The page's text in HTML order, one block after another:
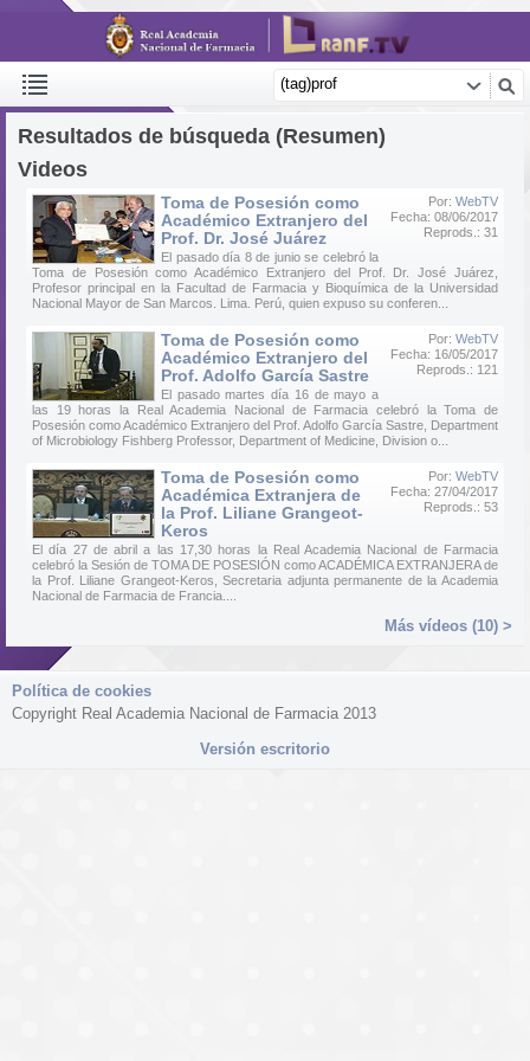
Resultados de búsqueda (Resumen)
Videos
Por: WebTV
Fecha: 08/06/2017
Reprods.: 31
Toma de Posesión como
Académico Extranjero del
Prof. Dr. José Juárez
El pasado día 8 de junio se celebró la
Toma de Posesión como Académico Extranjero del Prof. Dr. José Juárez,
Profesor principal en la Facultad de Farmacia y Bioquímica de la Universidad
Nacional Mayor de San Marcos. Lima. Perú, quien expuso su conferen...
Por: WebTV
Fecha: 16/05/2017
Reprods.: 121
Toma de Posesión como
Académico Extranjero del
Prof. Adolfo García Sastre
El pasado martes día 16 de mayo a
las 19 horas la Real Academia Nacional de Farmacia celebró la Toma de
Posesión como Académico Extranjero del Prof. Adolfo García Sastre, Department
of Microbiology Fishberg Professor, Department of Medicine, Division o...
Por: WebTV
Fecha: 27/04/2017
Reprods.: 53
Toma de Posesión como
Académica Extranjera de
la Prof. Liliane Grangeot-
Keros
El día 27 de abril a las 17,30 horas la Real Academia Nacional de Farmacia
celebró la Sesión de TOMA DE POSESIÓN como ACADÉMICA EXTRANJERA de
la Prof. Liliane Grangeot-Keros, Secretaria adjunta permanente de la Academia
Nacional de Farmacia de Francia....
Más vídeos (10) >
Política de cookies
Copyright Real Academia Nacional de Farmacia 2013
Versión escritorio